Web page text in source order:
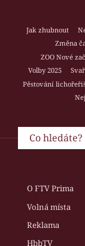
Jak zhubnout
Změna
ZOO Nové
Volby 2025
Pěstování
O FTV Prima
Volná místa
Reklama
HbbTV